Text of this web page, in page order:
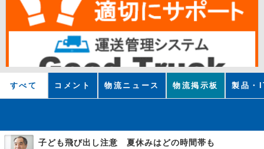
すべて コメント 物流ニュース 物流掲示板 製品・
子ども飛び出し注意 夏休みはどの時間帯も